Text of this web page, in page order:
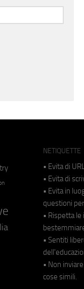
NETIQUETTE
• Evita di
• Evita di
• Evita in
questioni
• Rispetta le
• Sentiti
• Non
cose simili.